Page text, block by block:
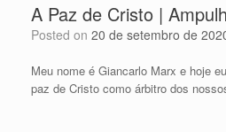
A Paz de Cristo |
Posted on 20 de setembro de
Meu nome é Giancarlo Marx e hoje
paz de Cristo como árbitro dos